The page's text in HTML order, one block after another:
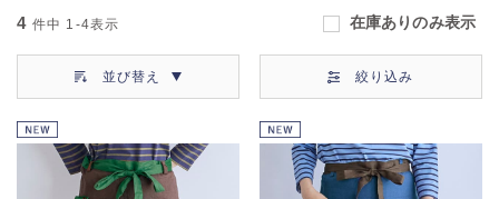
4 件中 1-4表示 在庫ありのみ表示
並び替え 絞り込み